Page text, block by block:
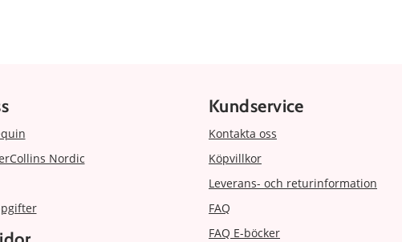
Nordic
Kundservice
Kontakta oss
Köpvillkor
Leverans- och returinformation
FAQ
FAQ E-böcker